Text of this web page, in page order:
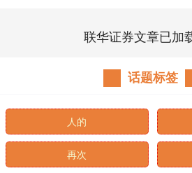
联华证券文章已加
话题标签
人的
再次